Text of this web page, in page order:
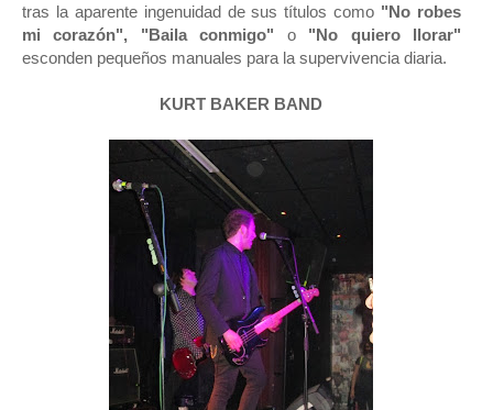
tras la aparente ingenuidad de sus títulos como "No robes
mi corazón", "Baila conmigo" o "No quiero llorar"
esconden pequeños manuales para la supervivencia diaria.
KURT BAKER BAND